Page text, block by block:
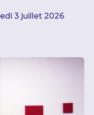
3 juillet 2026